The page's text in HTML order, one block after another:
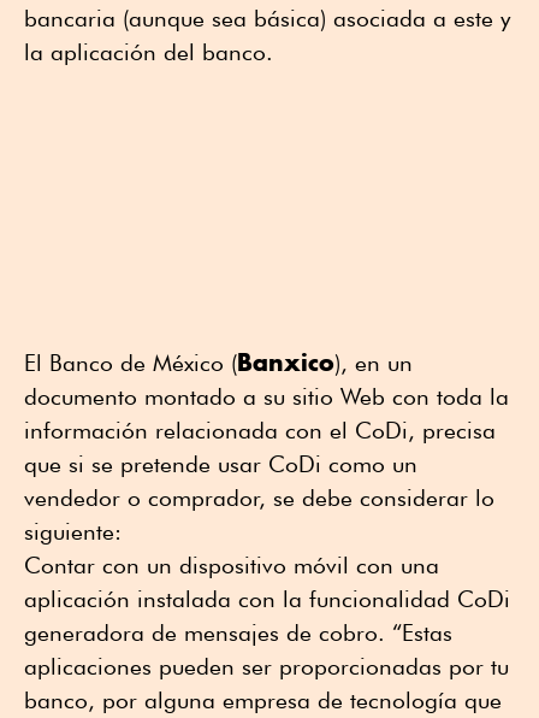
bancaria (aunque sea básica) asociada a este y
la aplicación del banco.
El Banco de México (Banxico), en un
documento montado a su sitio Web con toda la
información relacionada con el CoDi, precisa
que si se pretende usar CoDi como un
vendedor o comprador, se debe considerar lo
siguiente:
Contar con un dispositivo móvil con una
aplicación instalada con la funcionalidad CoDi
generadora de mensajes de cobro. “Estas
aplicaciones pueden ser proporcionadas por tu
banco, por alguna empresa de tecnología que